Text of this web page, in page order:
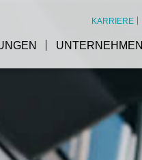
KARRIERE
UNTERNEHMEN